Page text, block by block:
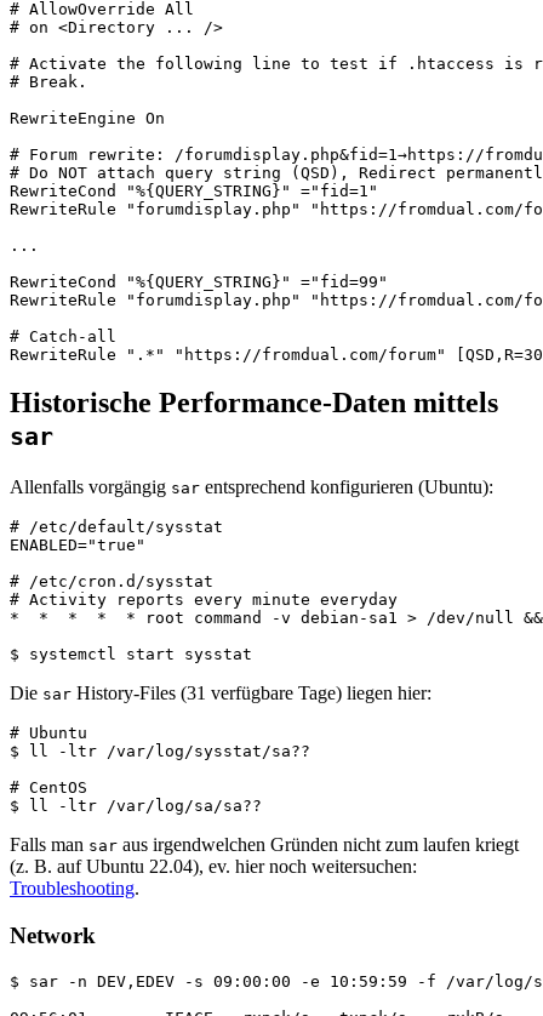
# AllowOverride All
# on <Directory ... />
# Activate the following line to test if .htaccess is
# Break.
RewriteEngine On
# Forum rewrite: /forumdisplay.php&fid=1→https://
# Do NOT attach query string (QSD), Redirect
RewriteCond "%{QUERY_STRING}" ="fid=1"
RewriteRule "forumdisplay.php" "https://fromdual.com/
...
RewriteCond "%{QUERY_STRING}" ="fid=99"
RewriteRule "forumdisplay.php" "https://fromdual.com/
# Catch-all
Historische Performance-Daten mittels
sar
Allenfalls vorgängig sar entsprechend konfigurieren (Ubuntu):
# /etc/default/sysstat
ENABLED="true"
# /etc/cron.d/sysstat
# Activity reports every minute everyday
*  *  *  *  * root command -v debian-sa1 > /dev/null &&
Die sar History-Files (31 verfügbare Tage) liegen hier:
# Ubuntu
$ ll -ltr /var/log/sysstat/sa??
# CentOS
Falls man sar aus irgendwelchen Gründen nicht zum laufen kriegt
(z. B. auf Ubuntu 22.04), ev. hier noch weitersuchen:
Troubleshooting.
Network
$ sar -n DEV,EDEV -s 09:00:00 -e 10:59:59 -f /var/